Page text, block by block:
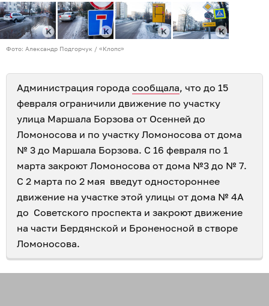
Фото: Александр Подгорчук / «Клопс»
Администрация города сообщала, что до 15
февраля ограничили движение по участку
улица Маршала Борзова от Осенней до
Ломоносова и по участку Ломоносова от дома
№ 3 до Маршала Борзова. С 16 февраля по 1
марта закроют Ломоносова от дома №3 до № 7.
С 2 марта по 2 мая введут одностороннее
движение на участке этой улицы от дома № 4А
до Советского проспекта и закроют движение
на части Бердянской и Броненосной в створе
Ломоносова.